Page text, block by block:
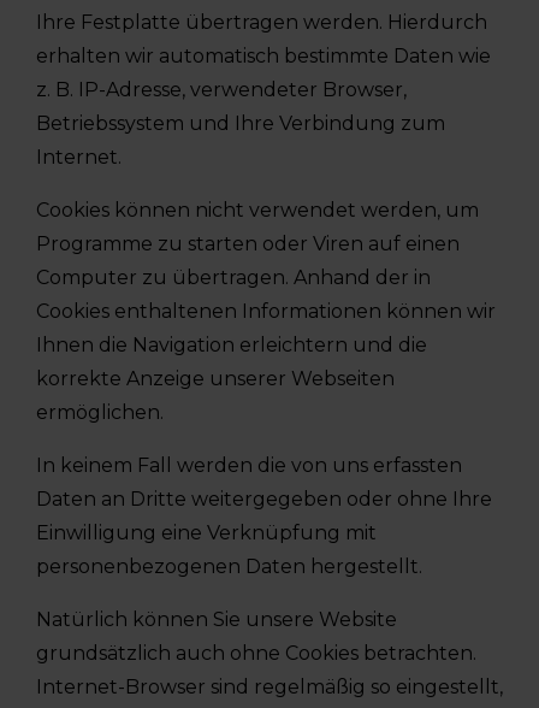
Ihre Festplatte übertragen werden. Hierdurch
erhalten wir automatisch bestimmte Daten wie
z. B. IP-Adresse, verwendeter Browser,
Betriebssystem und Ihre Verbindung zum
Internet.
Cookies können nicht verwendet werden, um
Programme zu starten oder Viren auf einen
Computer zu übertragen. Anhand der in
Cookies enthaltenen Informationen können wir
Ihnen die Navigation erleichtern und die
korrekte Anzeige unserer Webseiten
ermöglichen.
In keinem Fall werden die von uns erfassten
Daten an Dritte weitergegeben oder ohne Ihre
Einwilligung eine Verknüpfung mit
personenbezogenen Daten hergestellt.
Natürlich können Sie unsere Website
grundsätzlich auch ohne Cookies betrachten.
Internet-Browser sind regelmäßig so eingestellt,